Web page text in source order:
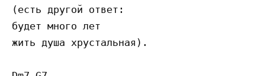
(есть другой ответ:
будет много лет
жить душа хрустальная).